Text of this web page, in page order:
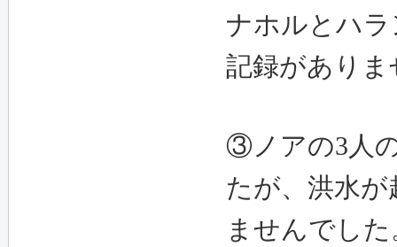
ナホルとハ
記録がありま
③ノアの3人
たが、洪水
ませんでした